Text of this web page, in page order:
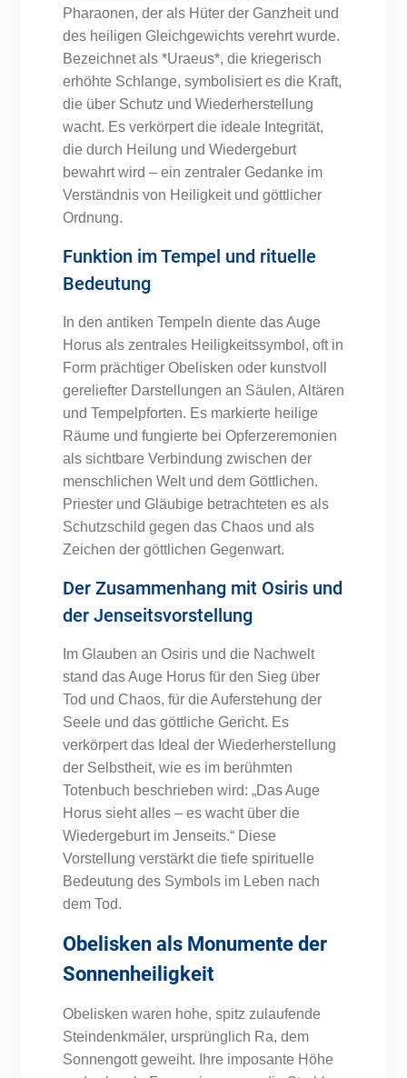
Pharaonen, der als Hüter der Ganzheit und
des heiligen Gleichgewichts verehrt wurde.
Bezeichnet als *Uraeus*, die kriegerisch
erhöhte Schlange, symbolisiert es die Kraft,
die über Schutz und Wiederherstellung
wacht. Es verkörpert die ideale Integrität,
die durch Heilung und Wiedergeburt
bewahrt wird – ein zentraler Gedanke im
Verständnis von Heiligkeit und göttlicher
Ordnung.
Funktion im Tempel und rituelle
Bedeutung
In den antiken Tempeln diente das Auge
Horus als zentrales Heiligkeitssymbol, oft in
Form prächtiger Obelisken oder kunstvoll
gereliefter Darstellungen an Säulen, Altären
und Tempelpforten. Es markierte heilige
Räume und fungierte bei Opferzeremonien
als sichtbare Verbindung zwischen der
menschlichen Welt und dem Göttlichen.
Priester und Gläubige betrachteten es als
Schutzschild gegen das Chaos und als
Zeichen der göttlichen Gegenwart.
Der Zusammenhang mit Osiris und
der Jenseitsvorstellung
Im Glauben an Osiris und die Nachwelt
stand das Auge Horus für den Sieg über
Tod und Chaos, für die Auferstehung der
Seele und das göttliche Gericht. Es
verkörpert das Ideal der Wiederherstellung
der Selbstheit, wie es im berühmten
Totenbuch beschrieben wird: „Das Auge
Horus sieht alles – es wacht über die
Wiedergeburt im Jenseits.“ Diese
Vorstellung verstärkt die tiefe spirituelle
Bedeutung des Symbols im Leben nach
dem Tod.
Obelisken als Monumente der
Sonnenheiligkeit
Obelisken waren hohe, spitz zulaufende
Steindenkmäler, ursprünglich Ra, dem
Sonnengott geweiht. Ihre imposante Höhe